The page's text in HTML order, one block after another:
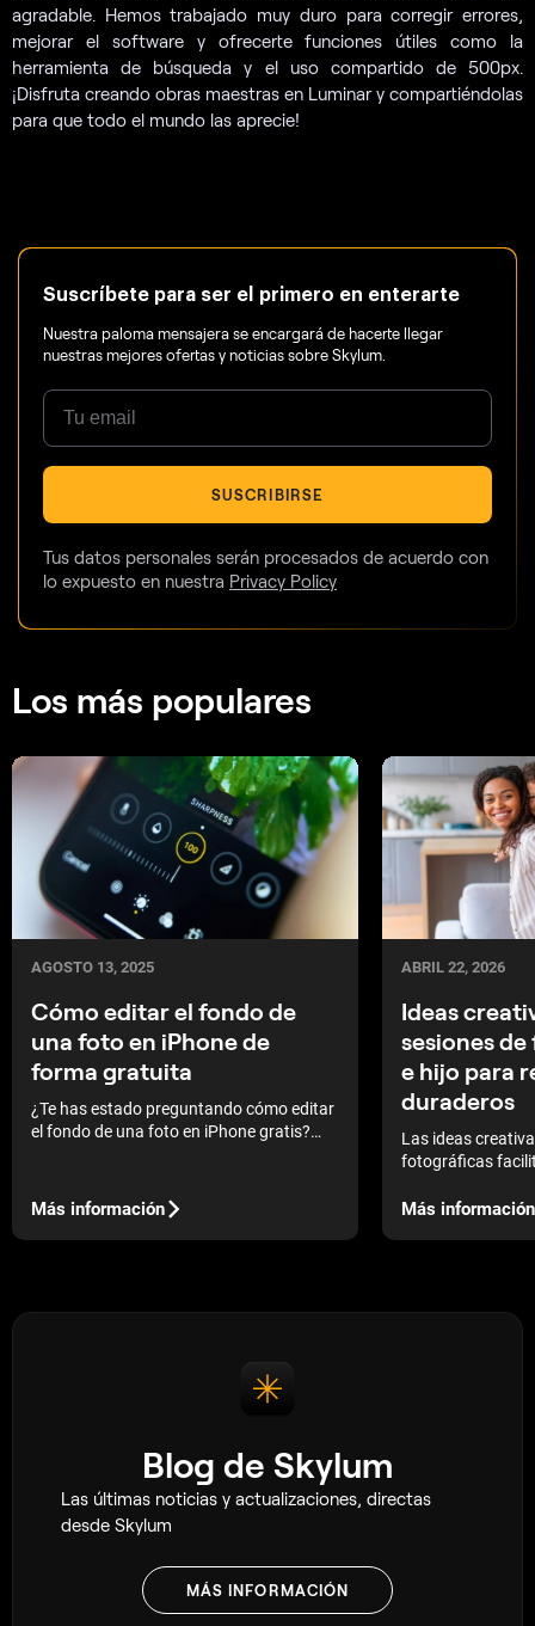
agradable. Hemos trabajado muy duro para corregir errores,
mejorar el software y ofrecerte funciones útiles como la
herramienta de búsqueda y el uso compartido de 500px.
¡Disfruta creando obras maestras en Luminar y compartiéndolas
para que todo el mundo las aprecie!
Suscríbete para ser el primero en enterarte
Nuestra paloma mensajera se encargará de hacerte llegar
nuestras mejores ofertas y noticias sobre Skylum.
SUSCRIBIRSE
Tus datos personales serán procesados de acuerdo con
lo expuesto en nuestra Privacy Policy
Los más populares
AGOSTO 13, 2025
Cómo editar el fondo de
una foto en iPhone de
forma gratuita
¿Te has estado preguntando cómo editar
el fondo de una foto en iPhone gratis?
Más información
ABRIL 22, 2026
Ideas
sesiones
e hijo para
duraderos
Las ideas
fotográficas
resaltando el
Más información
Blog de Skylum
Las últimas noticias y actualizaciones, directas
desde Skylum
MÁS INFORMACIÓN